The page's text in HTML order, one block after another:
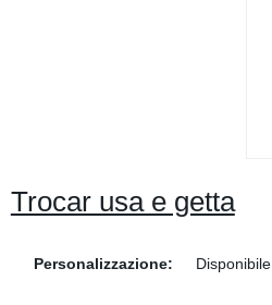
Trocar usa e getta
Personalizzazione: Disponibile